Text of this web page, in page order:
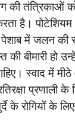
की तंत्रिकाओं
है।
में जलन की
बीमारी हो
स्वाद में मीठे
प्रणाली के
के रोगियों के